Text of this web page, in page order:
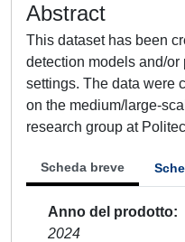
Abstract
This dataset has been
detection models and/
settings. The data were
on the medium/large-
research group at
Scheda breve
Anno del prodotto
2024